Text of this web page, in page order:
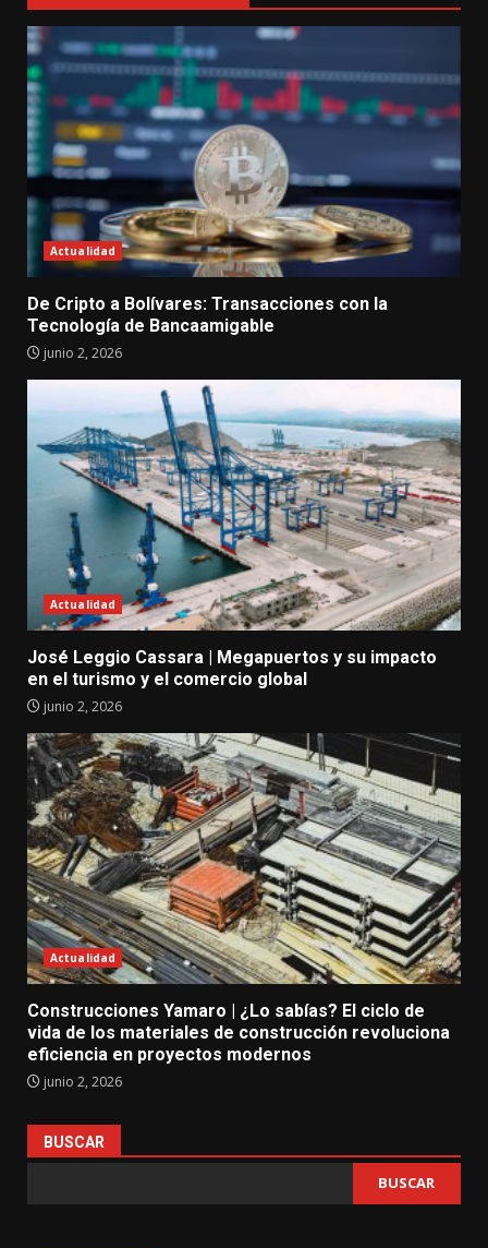
Actualidad
De Cripto a Bolívares: Transacciones con la
Tecnología de Bancaamigable
junio 2, 2026
Actualidad
José Leggio Cassara | Megapuertos y su impacto
en el turismo y el comercio global
junio 2, 2026
Actualidad
Construcciones Yamaro | ¿Lo sabías? El ciclo de
vida de los materiales de construcción revoluciona
eficiencia en proyectos modernos
junio 2, 2026
BUSCAR
BUSCAR